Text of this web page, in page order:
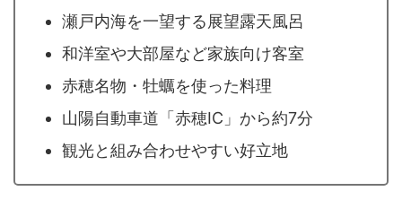
瀬戸内海を一望する展望露天風呂
和洋室や大部屋など家族向け客室
赤穂名物・牡蠣を使った料理
山陽自動車道「赤穂IC」から約7分
観光と組み合わせやすい好立地